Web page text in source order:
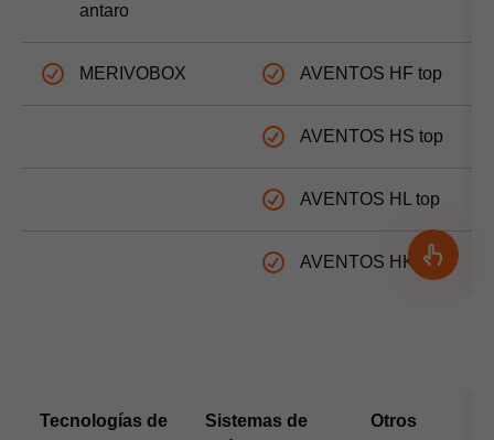
antaro
MERIVOBOX AVENTOS HF top
AVENTOS HS top
AVENTOS HL top
AVENTOS HK top
Tecnologías de
Sistemas de
Otros